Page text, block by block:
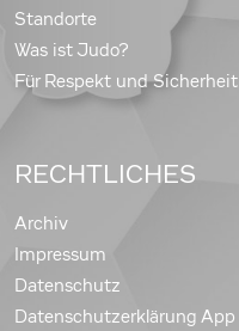
Standorte
Was ist Judo?
Für Respekt und Sicherheit
RECHTLICHES
Archiv
Impressum
Datenschutz
Datenschutzerklärung App